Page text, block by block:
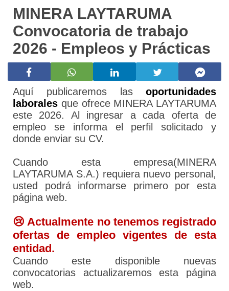
MINERA LAYTARUMA
Convocatoria de trabajo
2026 - Empleos y Prácticas
Aquí publicaremos las oportunidades
laborales que ofrece MINERA LAYTARUMA
este 2026. Al ingresar a cada oferta de
empleo se informa el perfil solicitado y
donde enviar su CV.
Cuando esta empresa(MINERA
LAYTARUMA S.A.) requiera nuevo personal,
usted podrá informarse primero por esta
página web.
😢 Actualmente no tenemos registrado
ofertas de empleo vigentes de esta
entidad.
Cuando este disponible nuevas
convocatorias actualizaremos esta página
web.